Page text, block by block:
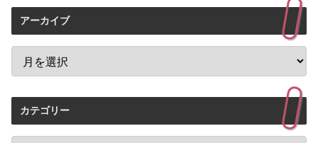
アーカイブ
カテゴリー